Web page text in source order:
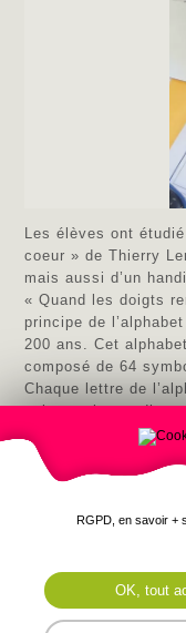
Les élèves ont
coeur » de Thierry
mais aussi d’un
« Quand les doigts
principe de
200 ans. Cet
composé de 64
Chaque lettre de
points qui sont
Le principe du
décoder ces
Après un atelier de
élèves ont écrit leur
poinçon ».
Dans un 2ème
prénom en braille
camarade ils
Cette activité a
RGPD, en savoir +
OK, tout